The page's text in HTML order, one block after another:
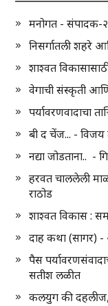
मनोगत - संपादक-
निसर्गातली शहरे
शाश्वत
वेगाची संस्कृती
पर्यावरणवादाचा
बी द चेंज... - विजय
नद्या जोडताना.. -
हरवत चाललेली
राठोड
शाश्वत विकास :
दाह कथा
पैस
सतीश लळीत
कलयुग की दहलीज,